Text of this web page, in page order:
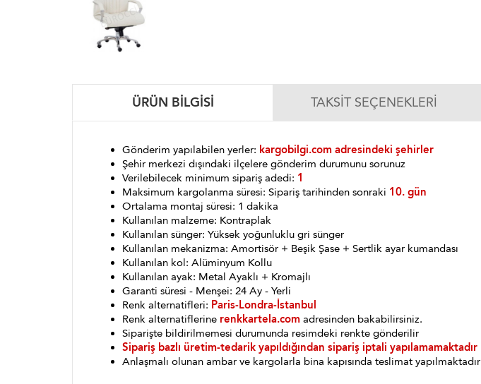
ÜRÜN BILGISI TAKSIT SEÇENEKLERI
Gönderim yapılabilen yerler: kargobilgi.com adresindeki şehirler
Şehir merkezi dışındaki ilçelere gönderim durumunu sorunuz
Verilebilecek minimum sipariş adedi: 1
Maksimum kargolanma süresi: Sipariş tarihinden sonraki 10. gün
Ortalama montaj süresi: 1 dakika
Kullanılan malzeme: Kontraplak
Kullanılan sünger: Yüksek yoğunluklu gri sünger
Kullanılan mekanizma: Amortisör + Beşik Şase + Sertlik ayar kumandası
Kullanılan kol: Alüminyum Kollu
Kullanılan ayak: Metal Ayaklı + Kromajlı
Garanti süresi - Menşei: 24 Ay - Yerli
Renk alternatifleri: Paris-Londra-İstanbul
Renk alternatiflerine renkkartela.com adresinden bakabilirsiniz.
Siparişte bildirilmemesi durumunda resimdeki renkte gönderilir
Sipariş bazlı üretim-tedarik yapıldığından sipariş iptali yapılamamaktadır
Anlaşmalı olunan ambar ve kargolarla bina kapısında teslimat yapılmaktadır